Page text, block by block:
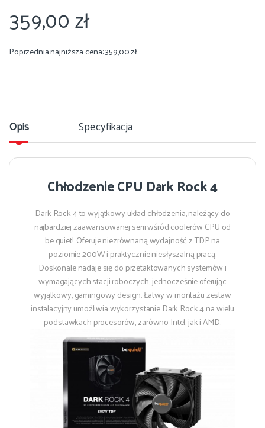
359,00zł
Poprzednia najniższa cena:359,00zł.
Opis Specyfikacja
Chłodzenie CPU Dark Rock 4
Dark Rock 4 to wyjątkowy układ chłodzenia, należący do
najbardziej zaawansowanej serii wśród coolerów CPU od
be quiet!. Oferuje niezrównaną wydajność z TDP na
poziomie 200W i praktycznie niesłyszalną pracą.
Doskonale nadaje się do ​​przetaktowanych systemów i
wymagających stacji roboczych, jednocześnie oferując
wyjątkowy, gamingowy design. Łatwy w montażu zestaw
instalacyjny umożliwia wykorzystanie Dark Rock 4 na wielu
podstawkach procesorów, zarówno Intel, jak i AMD.